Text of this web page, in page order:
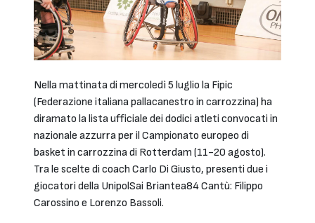
Nella mattinata di mercoledì 5 luglio la Fipic
(Federazione italiana pallacanestro in carrozzina) ha
diramato la lista ufficiale dei dodici atleti convocati in
nazionale azzurra per il Campionato europeo di
basket in carrozzina di Rotterdam (11-20 agosto).
Tra le scelte di coach Carlo Di Giusto, presenti due i
giocatori della UnipolSai Briantea84 Cantù: Filippo
Carossino e Lorenzo Bassoli.